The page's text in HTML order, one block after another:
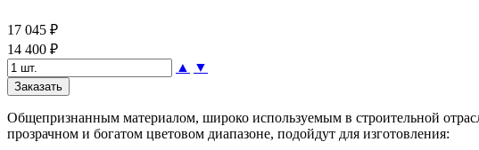
17 045 ₽
14 400 ₽
▲
▼
Общепризнанным материалом, широко используемым в строительной
прозрачном и богатом цветовом диапазоне, подойдут для изготовления: